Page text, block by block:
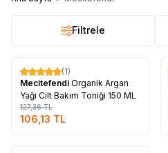
Filtrele
%17
(1)
Mecitefendi Organik Argan
Yağı Cilt Bakım Toniği 150 ML
127,36TL
106,13 TL